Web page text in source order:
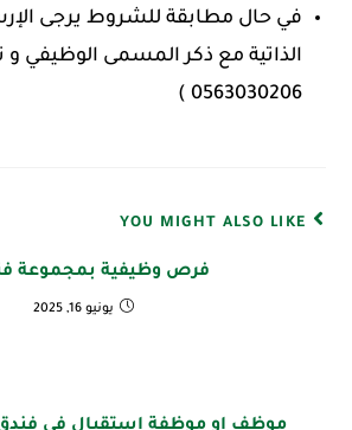
في حال مطابقة للشروط يرجى
الذاتية مع ذكر المسمى الوظيفي و
0563030206 )
YOU MIGHT ALSO LIKE
فرص وظيفية بمجموعة
يونيو 16, 2025